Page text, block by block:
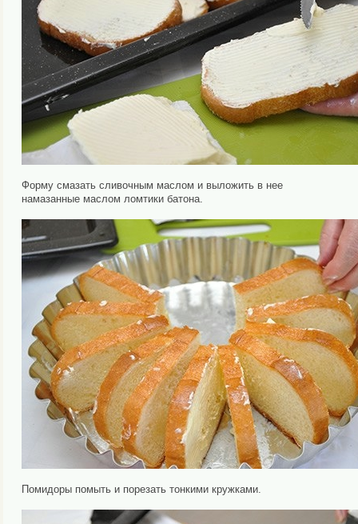
Форму смазать сливочным маслом и выложить в нее
намазанные маслом ломтики батона.
Помидоры помыть и порезать тонкими кружками.